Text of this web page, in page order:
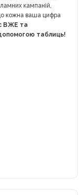
кампаній,
кожна ваша цифра
ВЖЕ та
таблиць!